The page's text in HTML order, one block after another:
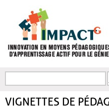
FORMULAIRE DE
VIGNETTES DE